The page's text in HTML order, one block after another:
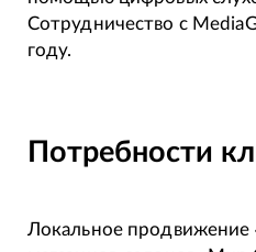
Сотрудничество с
году.
Потребности
Локальное продвижение